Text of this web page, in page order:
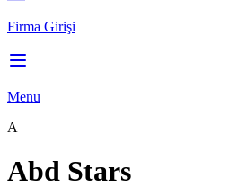
Firma Girişi
Menu
A
Abd Stars